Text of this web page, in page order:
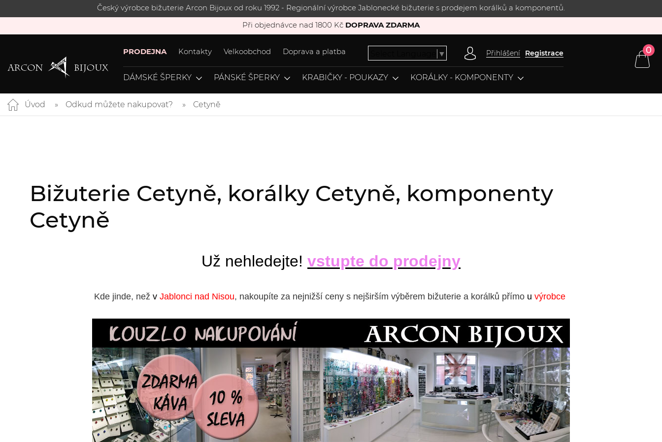
Český výrobce bižuterie Arcon Bijoux od roku 1992 - Regionální výrobce Jablonecké bižuterie s prodejem korálků a komponentů.
Při objednávce nad 1800 Kč DOPRAVA ZDARMA
PRODEJNA Kontakty Velkoobchod Doprava a platba ▼ Přihlášení Registrace 0
DÁMSKÉ ŠPERKY PÁNSKÉ ŠPERKY KRABIČKY - POUKAZY KORÁLKY - KOMPONENTY
Úvod Odkud můžete nakupovat? Cetyně
Bižuterie Cetyně, korálky Cetyně, komponenty
Cetyně
Už nehledejte! vstupte do prodejny
Kde jinde, než v Jablonci nad Nisou, nakoupíte za nejnižší ceny s nejširším výběrem bižuterie a korálků přímo u výrobce